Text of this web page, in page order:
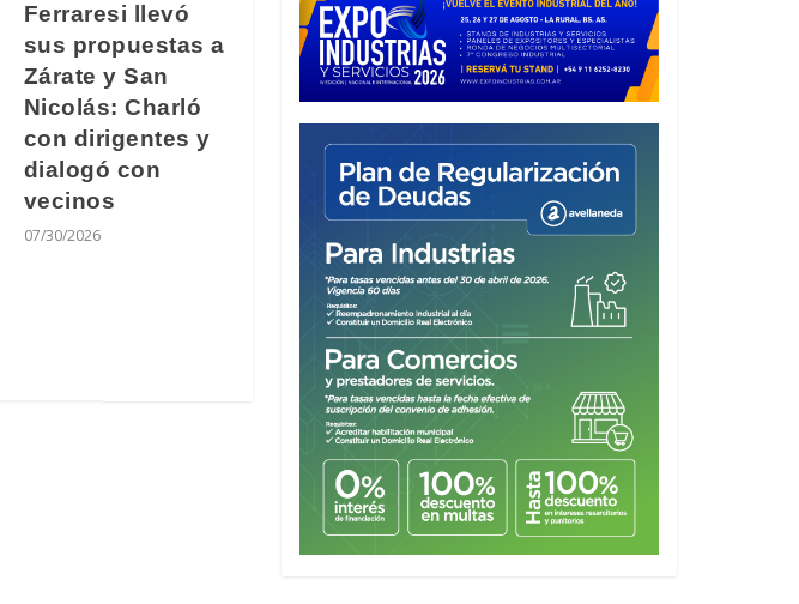
Ferraresi llevó
sus propuestas a
Zárate y San
Nicolás: Charló
con dirigentes y
dialogó con
vecinos
07/30/2026